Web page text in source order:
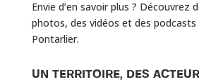
Envie d’en savoir plus ? Découvrez
photos, des vidéos et des
Pontarlier.
UN TERRITOIRE, DES